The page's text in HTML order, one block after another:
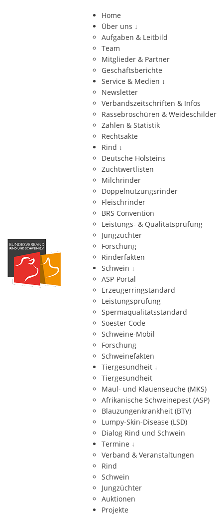
Home
Über uns ↓
Aufgaben & Leitbild
Team
Mitglieder & Partner
Geschäftsberichte
Service & Medien ↓
Newsletter
Verbandszeitschriften & Infos
Rassebroschüren & Weideschilder
Zahlen & Statistik
Rechtsakte
Rind ↓
Deutsche Holsteins
Zuchtwertlisten
Milchrinder
Doppelnutzungsrinder
Fleischrinder
BRS Convention
Leistungs- & Qualitätsprüfung
Jungzüchter
Forschung
Rinderfakten
Schwein ↓
ASP-Portal
Erzeugerringstandard
Leistungsprüfung
Spermaqualitätsstandard
Soester Code
Schweine-Mobil
Forschung
Schweinefakten
Tiergesundheit ↓
Tiergesundheit
Maul- und Klauenseuche (MKS)
Afrikanische Schweinepest (ASP)
Blauzungenkrankheit (BTV)
Lumpy-Skin-Disease (LSD)
Dialog Rind und Schwein
Termine ↓
Verband & Veranstaltungen
Rind
Schwein
Jungzüchter
Auktionen
Projekte